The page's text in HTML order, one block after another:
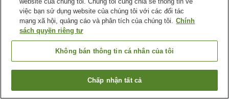
Tiện nghi chỗ nghỉ
Bãi đỗ xe Quầy ăn nhẹ về đêm
Nhật Bản Tỉnh Kagawa
Thị trấn Kotohira
Toraya Annex
Tìm phòng trống
việc bạn sử dụng website của chúng tôi với các đối tác
mạng xã hội, quảng cáo và phân tích của chúng tôi. Chính
sách quyền riêng tư
Không bán thông tin cá nhân của tôi
Chấp nhận tất cả